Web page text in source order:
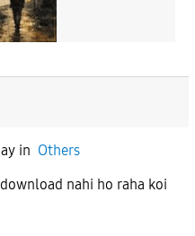
in Others
nahi ho raha koi